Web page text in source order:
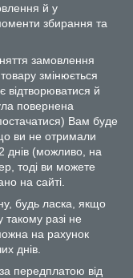
й у
збирання та
замовлення
змінюється
відтворюватися й
повернена
Вам буде
ви не отримали
днів (можливо, на
тоді ви можете
на сайті.
будь ласка, якщо
такому разі не
на рахунок
днів.
передплатою від